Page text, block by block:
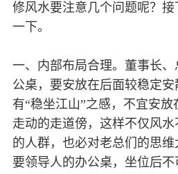
修风水要注意几个问题呢？
一下。
一、内部布局合理。董事长
公桌，要安放在后面较稳定
有“稳坐江山”之感，不宜安
走动的走道傍，这样不仅风
的人群，也必对老总们的思
要领导人的办公桌，坐位后不